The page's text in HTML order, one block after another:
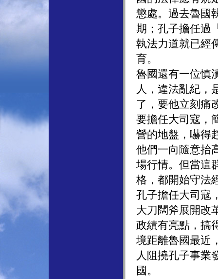
懲處。過去魯國
期；孔子擔任過
執法力道就已經
育。
魯國還有一位慎
人，違法亂紀，
了，要他立刻痛
要擔任大司寇，
營的地盤，嚇得
他們一向隨意抬
場行情。但當這
格，都開始守法
孔子擔任大司寇
大刀闊斧展開改
政績有亮點，搞
境距離魯國最近
人阻撓孔子事業
國。